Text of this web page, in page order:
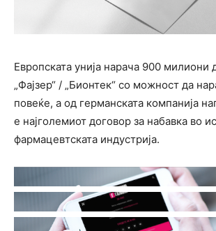
Европската унија нарача 900 милиони
„Фајзер“ / „Бионтек“ со можност да
повеќе, а од германската компанија
е најголемиот договор за набавка во
фармацевтската индустрија.